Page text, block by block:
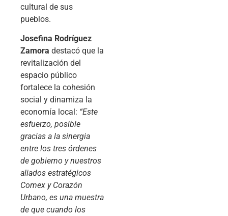
cultural de sus
pueblos.
Josefina Rodríguez
Zamora destacó que la
revitalización del
espacio público
fortalece la cohesión
social y dinamiza la
economía local: “Este
esfuerzo, posible
gracias a la sinergia
entre los tres órdenes
de gobierno y nuestros
aliados estratégicos
Comex y Corazón
Urbano, es una muestra
de que cuando los